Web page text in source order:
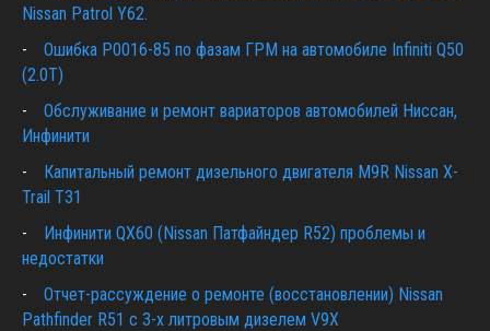
Nissan Patrol Y62.
Ошибка P0016-85 по фазам ГРМ на автомобиле Infiniti Q50
(2.0T)
Обслуживание и ремонт вариаторов автомобилей Ниссан,
Инфинити
Капитальный ремонт дизельного двигателя M9R Nissan X-
Trail T31
Инфинити QX60 (Nissan Патфайндер R52) проблемы и
недостатки
Отчет-рассуждение о ремонте (восстановлении) Nissan
Pathfinder R51 c 3-х литровым дизелем V9X